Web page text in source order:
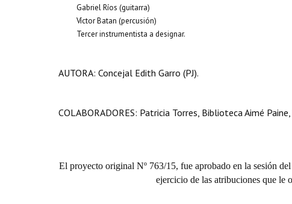
Gabriel Ríos (guitarra)
Víctor Batan (percusión)
Tercer instrumentista a designar.
AUTORA: Concejal Edith Garro (PJ).
COLABORADORES: Patricia Torres, Biblioteca Aimé
El proyecto original Nº 763/15, fue aprobado en la sesión
ejercicio de las atribuciones que le